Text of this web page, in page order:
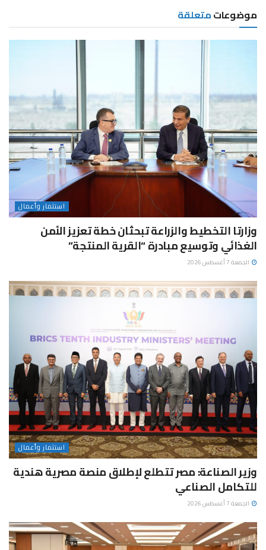
موضوعاتمتعلقة
استثمار وأعمال
وزارتا التخطيط والزراعة تبحثان خطة تعزيز الأمن
الغذائي وتوسيع مبادرة “القرية المنتجة”
الجمعة 7 أغسطس 2026
استثمار وأعمال
وزير الصناعة: مصر تتطلع لإطلاق منصة مصرية هندية
للتكامل الصناعي
الجمعة 7 أغسطس 2026